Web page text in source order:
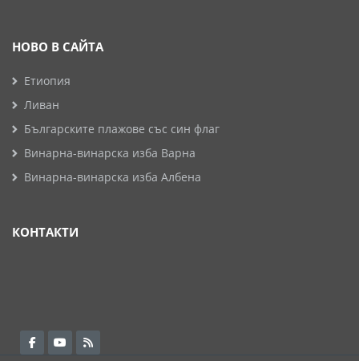
НОВО В САЙТА
Етиопия
Ливан
Българските плажове със син флаг
Винарна-винарска изба Варна
Винарна-винарска изба Албена
КОНТАКТИ